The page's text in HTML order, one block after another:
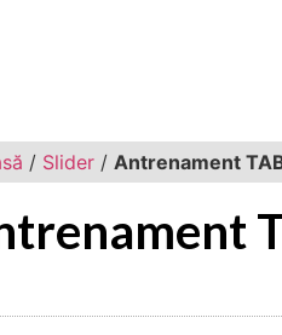
/ Slider / Antrenament